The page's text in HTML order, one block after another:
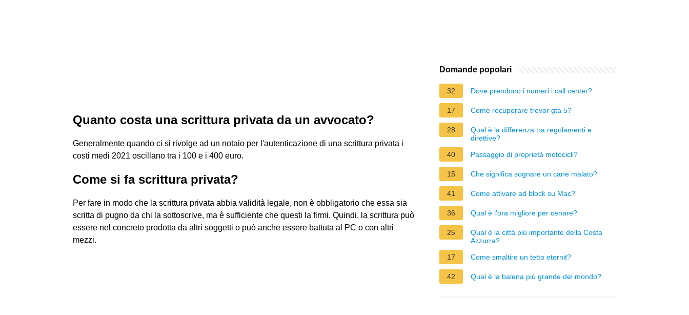
Quanto costa una scrittura privata da un avvocato?
Generalmente quando ci si rivolge ad un notaio per l'autenticazione di una scrittura privata i
costi medi 2021 oscillano tra i 100 e i 400 euro.
Come si fa scrittura privata?
Per fare in modo che la scrittura privata abbia validità legale, non è obbligatorio che essa sia
scritta di pugno da chi la sottoscrive, ma è sufficiente che questi la firmi. Quindi, la scrittura può
essere nel concreto prodotta da altri soggetti o può anche essere battuta al PC o con altri
mezzi.
Domande popolari
32 Dove prendono i numeri i call center?
17 Come recuperare trevor gta 5?
28
Qual è la differenza tra regolamenti e
direttive?
40
Passaggio di proprietà motocicli?
15 Che significa sognare un cane malato?
41 Come attivare ad block su Mac?
36 Qual è l'ora migliore per cenare?
25
Qual è la città più importante della Costa
Azzurra?
17
Come smaltire un tetto eternit?
42 Qual è la balena più grande del mondo?